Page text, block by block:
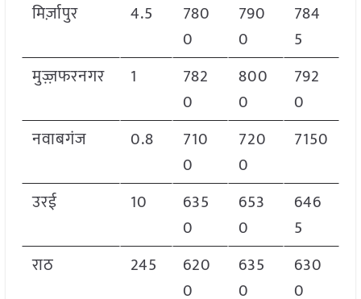
मिर्ज़ापुर
4.5
780
0
790
0
784
5
मुज़्ज़फरनगर
1
782
0
800
0
792
0
नवाबगंज
0.8
710
0
720
0
7150
उरई 10
635
0
653
0
646
5
राठ
245
620
0
635
0
630
0